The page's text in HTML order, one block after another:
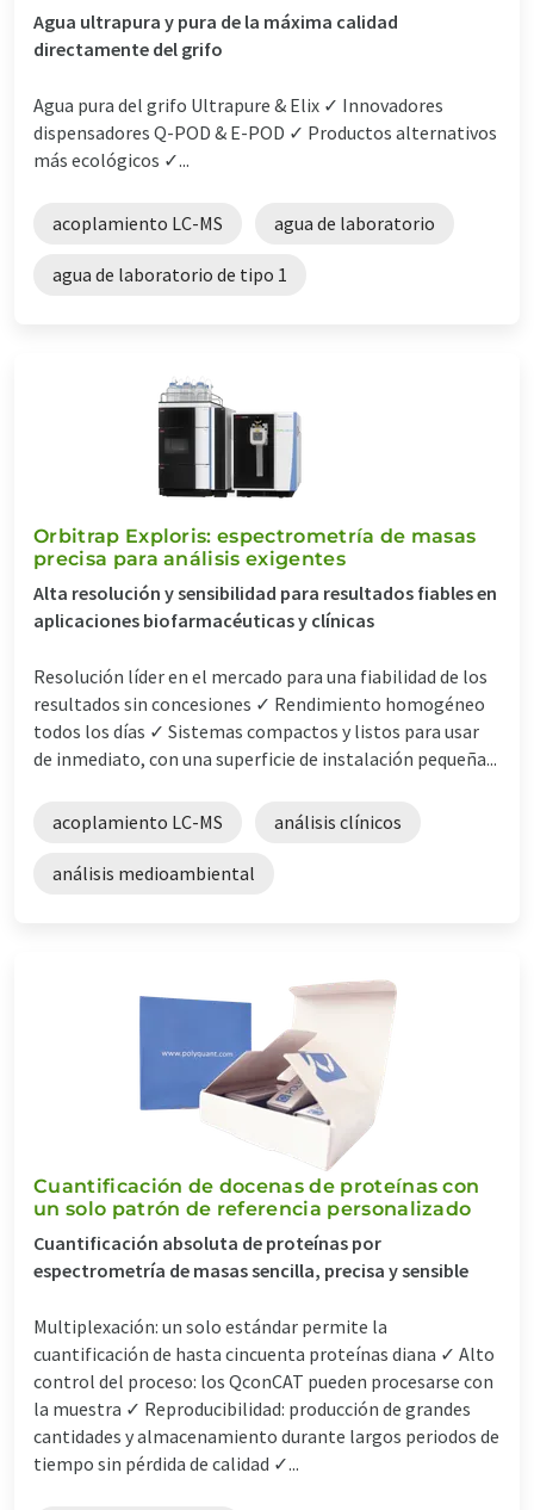
Agua ultrapura y pura de la máxima calidad
directamente del grifo
Agua pura del grifo Ultrapure & Elix ✓ Innovadores
dispensadores Q-POD & E-POD ✓ Productos alternativos
más ecológicos ✓...
acoplamiento LC-MS agua de laboratorio
agua de laboratorio de tipo 1
Orbitrap Exploris: espectrometría de masas
precisa para análisis exigentes
Alta resolución y sensibilidad para resultados fiables en
aplicaciones biofarmacéuticas y clínicas
Resolución líder en el mercado para una fiabilidad de los
resultados sin concesiones ✓ Rendimiento homogéneo
todos los días ✓ Sistemas compactos y listos para usar
de inmediato, con una superficie de instalación pequeña...
acoplamiento LC-MS análisis clínicos
análisis medioambiental
Cuantificación de docenas de proteínas con
un solo patrón de referencia personalizado
Cuantificación absoluta de proteínas por
espectrometría de masas sencilla, precisa y sensible
Multiplexación: un solo estándar permite la
cuantificación de hasta cincuenta proteínas diana ✓ Alto
control del proceso: los QconCAT pueden procesarse con
la muestra ✓ Reproducibilidad: producción de grandes
cantidades y almacenamiento durante largos periodos de
tiempo sin pérdida de calidad ✓...